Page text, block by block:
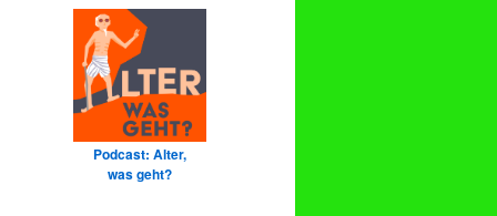
Podcast: Alter,
was geht?